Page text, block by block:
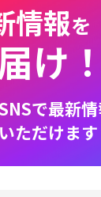
情報を
け
で最新
ただけます